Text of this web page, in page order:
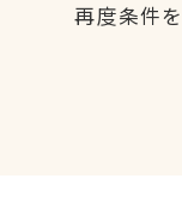
再度条件